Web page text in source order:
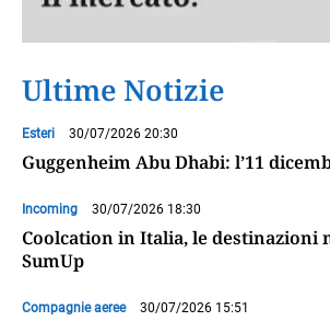
Ultime Notizie
Esteri 30/07/2026 20:30
Guggenheim Abu Dhabi: l’11
Incoming 30/07/2026 18:30
Coolcation in Italia, le destinazioni
SumUp
Compagnie aeree 30/07/2026 15:51